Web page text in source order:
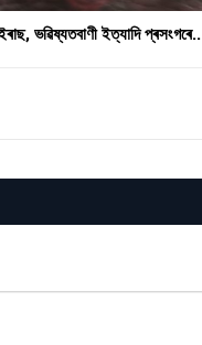
ভৱিষ্যতবাণী ইত্যাদি প্ৰসংগৰে..